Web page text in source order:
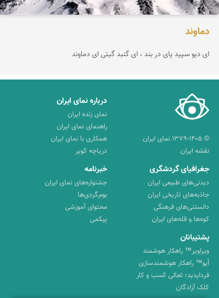
دماوند
ای دیو سپید پای در بند ، ای گنبد گیتی ای دماوند
© ۱۳۷۹-۱۴۰۵ نمای ایران
نقشه ایران
درباره نمای ایران
نمای زنده ایران
راهنمای نمای ایران
همکاری با نمای ایران
دریاچه کویر
جغرافیای گردشگری
دیدنی‌های طبیعی ایران
جاذبه‌های تاریخی ایران
دانستنی‌های فرهنگی
کوه‌ها و قله‌های ایران
خبرنامه
جشنواره‌های نمای ایران
بوم‌گردی‌ها
محتوای آموزشی
پیکمی
پشتیبانان
ویراویر™ راهکار هوشمند
اُیو™ راهکار هوشمندسازی
فرداپدید؛ تعالی کسب و کار
کلک آزادگان